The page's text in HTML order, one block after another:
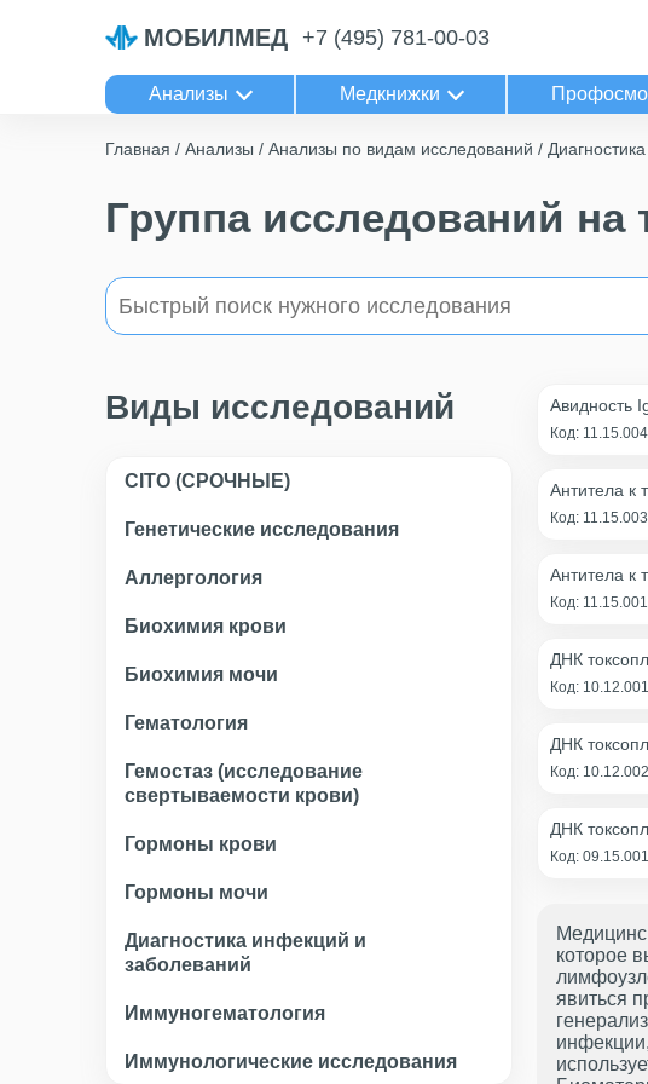
МОБИЛМЕД +7 (495) 781-00-03
Анализы Медкнижки
Главная Анализы Анализы по видам исследований
Группа исследований на
Виды исследований
CITO (СРОЧНЫЕ)
Генетические исследования
Аллергология
Биохимия крови
Биохимия мочи
Гематология
Гемостаз (исследование
свертываемости крови)
Гормоны крови
Гормоны мочи
Диагностика инфекций и
заболеваний
Иммуногематология
Иммунологические исследования
Авидность
Код: 11.15.004
Антитела к
Код: 11.15.003
Антитела к
Код: 11.15.001
ДНК
Код: 10.12.001
ДНК
Код: 10.12.002
ДНК
Код: 09.15.001
которое
явиться